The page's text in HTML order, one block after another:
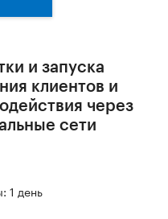
и запуска
клиентов и
через
сети
1 день